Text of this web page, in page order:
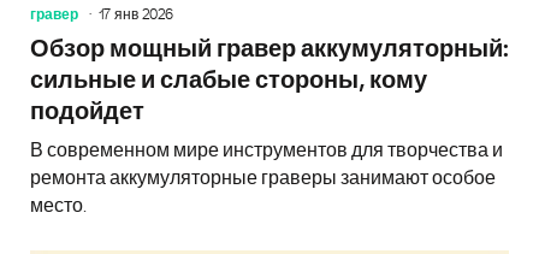
гравер 17 янв 2026
Обзор мощный гравер аккумуляторный:
сильные и слабые стороны, кому
подойдет
В современном мире инструментов для творчества и
ремонта аккумуляторные граверы занимают особое
место.